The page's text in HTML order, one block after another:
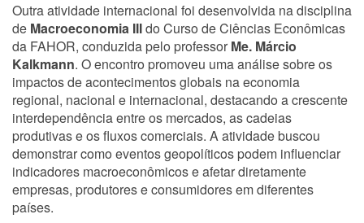
Outra atividade internacional foi desenvolvida na disciplina
de Macroeconomia IIIdo Curso de Ciências Econômicas
da FAHOR, conduzida pelo professor Me. Márcio
Kalkmann. O encontro promoveu uma análise sobre os
impactos de acontecimentos globais na economia
regional, nacional e internacional, destacando a crescente
interdependência entre os mercados, as cadeias
produtivas e os fluxos comerciais. A atividade buscou
demonstrar como eventos geopolíticos podem influenciar
indicadores macroeconômicos e afetar diretamente
empresas, produtores e consumidores em diferentes
países.